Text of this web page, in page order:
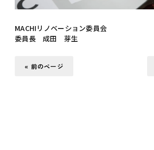
MACHIリノベーション委員会
委員長 成田 芽生
« 前のページ